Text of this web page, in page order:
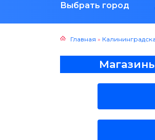
Выбрать город
Главная »